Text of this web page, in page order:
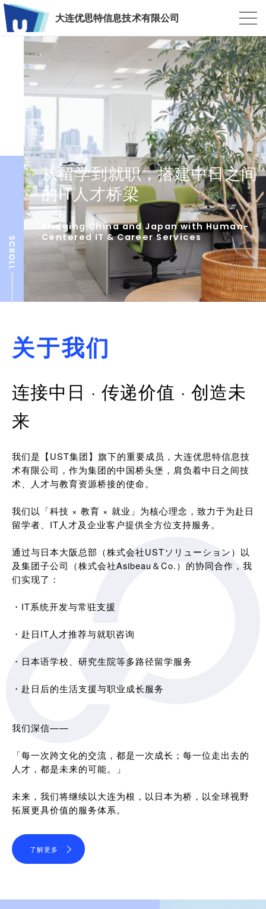
大连优思特信息技术有限公司
从留学到就职，搭建中日之间
的IT人才桥梁
Bridging China and Japan with Human-
Centered IT & Career Services
关于我们
连接中日 · 传递价值 · 创造未
来
我们是【UST集团】旗下的重要成员，大连优思特信息技
术有限公司，作为集团的中国桥头堡，肩负着中日之间技
术、人才与教育资源桥接的使命。
我们以「科技 × 教育 × 就业」为核心理念，致力于为赴日
留学者、IT人才及企业客户提供全方位支持服务。
通过与日本大阪总部（株式会社USTソリューション）以
及集团子公司（株式会社Asibeau＆Co.）的协同合作，我
们实现了：
・IT系统开发与常驻支援
・赴日IT人才推荐与就职咨询
・日本语学校、研究生院等多路径留学服务
・赴日后的生活支援与职业成长服务
我们深信——
「每一次跨文化的交流，都是一次成长；每一位走出去的
人才，都是未来的可能。」
未来，我们将继续以大连为根，以日本为桥，以全球视野
拓展更具价值的服务体系。
了解更多